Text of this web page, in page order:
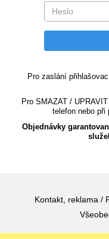
Pro zaslání
Pro SMAZAT /
telefon nebo
Objednávky
Kontakt, reklama /